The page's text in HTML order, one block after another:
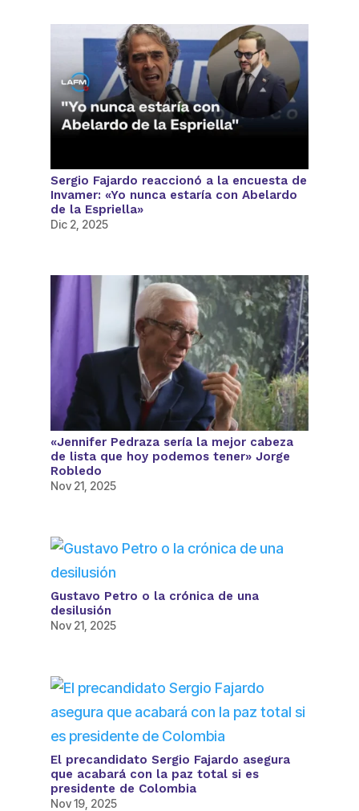
Sergio Fajardo reaccionó a la encuesta de
Invamer: «Yo nunca estaría con Abelardo
de la Espriella»
Dic 2, 2025
«Jennifer Pedraza sería la mejor cabeza
de lista que hoy podemos tener» Jorge
Robledo
Nov 21, 2025
Gustavo Petro o la crónica de una
desilusión
Nov 21, 2025
El precandidato Sergio Fajardo asegura
que acabará con la paz total si es
presidente de Colombia
Nov 19, 2025